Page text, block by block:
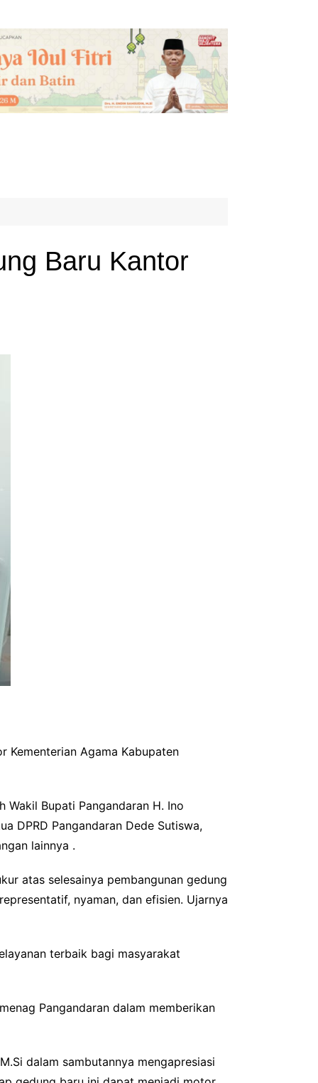
Baru Kantor
Kementerian Agama Kabupaten
Bupati Pangandaran H. Ino
DPRD Pangandaran Dede Sutiswa,
lainnya .
atas selesainya pembangunan gedung
nyaman, dan efisien. Ujarnya
terbaik bagi masyarakat
Pangandaran dalam memberikan
dalam sambutannya mengapresiasi